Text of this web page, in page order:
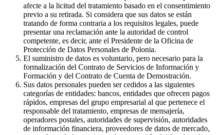
afecte a la licitud del tratamiento basado en el consentimiento
previo a su retirada. Si considera que sus datos se están
tratando de forma contraria a los requisitos legales, puede
presentar una reclamación ante la autoridad de control
competente, es decir, ante el Presidente de la Oficina de
Protección de Datos Personales de Polonia.
El suministro de datos es voluntario, pero necesario para la
formalización del Contrato de Servicios de Información y
Formación y del Contrato de Cuenta de Demostración.
Sus datos personales pueden ser cedidos a las siguientes
categorías de entidades: bancos, entidades que ofrecen pagos
rápidos, empresas del grupo empresarial al que pertenece el
responsable del tratamiento, empresas de mensajería,
operadores postales, autoridades de supervisión, autoridades
de información financiera, proveedores de datos de mercado,